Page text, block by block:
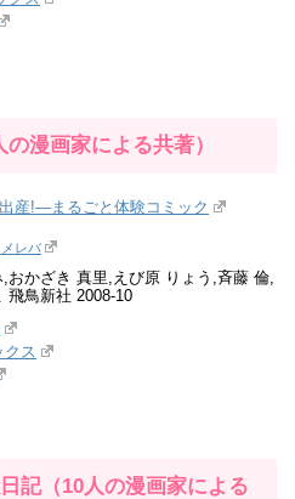
漫画家による共著）
産!―まるごと体験コミック
メレバ
おかざき 真里,えび原 りょう,斉藤 倫,
飛鳥新社 2008-10
クス
記（10人の漫画家による